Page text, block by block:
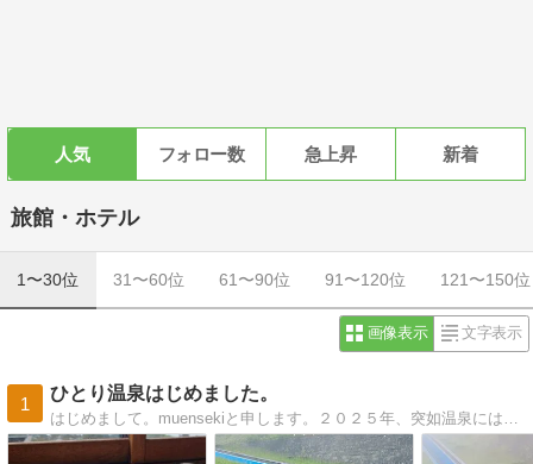
人気 フォロー数 急上昇 新着
旅館・ホテル
1〜30位 31〜60位 61〜90位 91〜120位 121〜150位
画像表示 文字表示
1
ひとり温泉はじめました。